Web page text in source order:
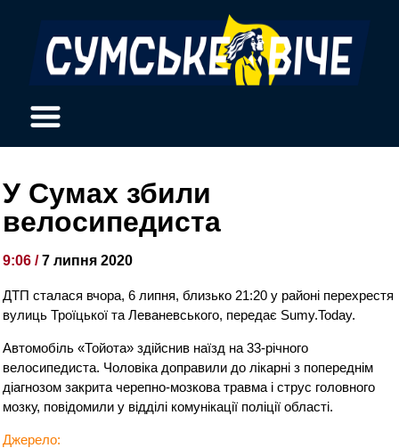
У Сумах збили
велосипедиста
9:06 /7 липня 2020
ДТП сталася вчора, 6 липня, близько 21:20 у районі перехрестя
вулиць Троїцької та Леваневського, передає Sumy.Today.
Автомобіль «Тойота» здійснив наїзд на 33-річного
велосипедиста. Чоловіка доправили до лікарні з попереднім
діагнозом закрита черепно-мозкова травма і струс головного
мозку, повідомили у відділі комунікації поліції області.
Джерело: